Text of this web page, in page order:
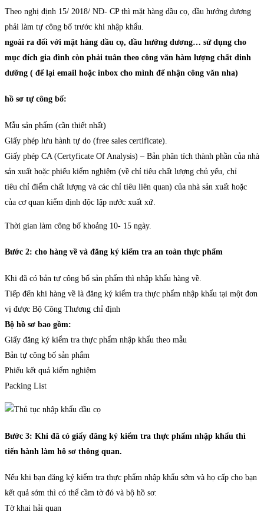
Theo nghị định 15/ 2018/ NĐ- CP thì mặt hàng dầu cọ, dầu hướng dương
phải làm tự công bố trước khi nhập khẩu.
ngoài ra đối với mặt hàng dầu cọ, dầu hướng dương… sử dụng cho
mục đích gia đình còn phải tuân theo công văn hàm lượng chất dinh
dưỡng ( để lại email hoặc inbox cho mình để nhận công văn nha)
hồ sơ tự công bố:
Mẫu sản phẩm (cần thiết nhất)
Giấy phép lưu hành tự do (free sales certificate).
Giấy phép CA (Certyficate Of Analysis) – Bản phân tích thành phần của nhà
sản xuất hoặc phiếu kiểm nghiệm (về chỉ tiêu chất lượng chủ yếu, chỉ
tiêu chỉ điểm chất lượng và các chỉ tiêu liên quan) của nhà sản xuất hoặc
của cơ quan kiểm định độc lập nước xuất xứ.
Thời gian làm công bố khoảng 10- 15 ngày.
Bước 2: cho hàng về và đăng ký kiểm tra an toàn thực phẩm
Khi đã có bản tự công bố sản phẩm thì nhập khẩu hàng về.
Tiếp đến khi hàng về là đăng ký kiểm tra thực phẩm nhập khẩu tại một đơn
vị được Bộ Công Thương chỉ định
Bộ hồ sơ bao gồm:
Giấy đăng ký kiểm tra thực phẩm nhập khẩu theo mẫu
Bản tự công bố sản phẩm
Phiếu kết quả kiểm nghiệm
Packing List
Bước 3: Khi đã có giấy đăng ký kiểm tra thực phẩm nhập khẩu thì
tiến hành làm hô sơ thông quan.
Nếu khi bạn đăng ký kiểm tra thực phẩm nhập khẩu sớm và họ cấp cho bạn
kết quả sớm thì có thể cầm tờ đó và bộ hồ sơ:
Tờ khai hải quan